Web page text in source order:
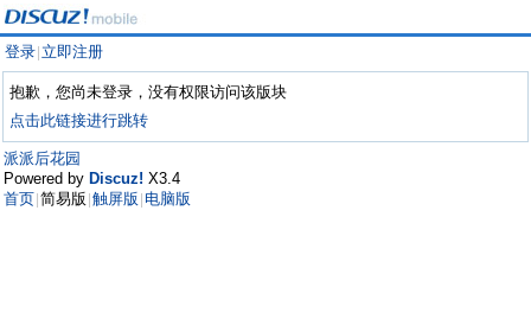
登录 立即注册
抱歉，您尚未登录，没有权限访问该版块
点击此链接进行跳转
派派后花园
Powered by Discuz! X3.4
首页 简易版 触屏版 电脑版